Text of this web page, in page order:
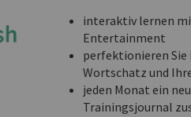
interaktiv lernen
Entertainment
perfektionieren Sie
Wortschatz und
jeden Monat ein
Trainingsjournal